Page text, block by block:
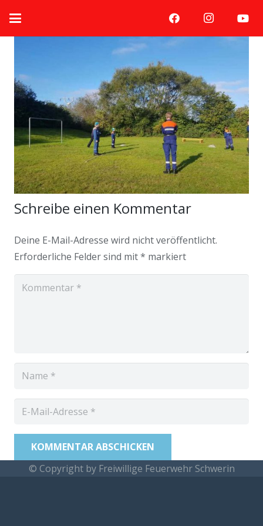
Schreibe einen Kommentar
Deine E-Mail-Adresse wird nicht veröffentlicht.
Erforderliche Felder sind mit* markiert
KOMMENTAR ABSCHICKEN
© Copyright by Freiwillige Feuerwehr Schwerin